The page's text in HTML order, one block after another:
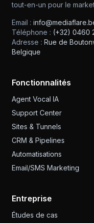
tout-en-un pour le
Email :
Téléphone : (+32) 0460
Adresse : Rue de
Belgique
Fonctionnalités
Agent Vocal IA
Support Center
Sites & Tunnels
CRM & Pipelines
Automatisations
Email/SMS Marketing
Entreprise
Études de cas